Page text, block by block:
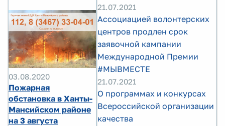
03.08.2020
Пожарная
обстановка в Ханты-
Мансийском районе
на 3 августа
21.07.2021
Ассоциацией волонтерских
центров продлен срок
заявочной кампании
Международной Премии
#МЫВМЕСТЕ
21.07.2021
О программах и конкурсах
Всероссийской организации
качества